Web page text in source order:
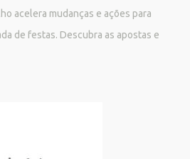
acelera mudanças e ações para
de festas. Descubra as apostas e